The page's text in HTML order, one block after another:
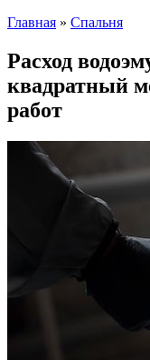
Главная » Спальня
Расход
квадратный
работ